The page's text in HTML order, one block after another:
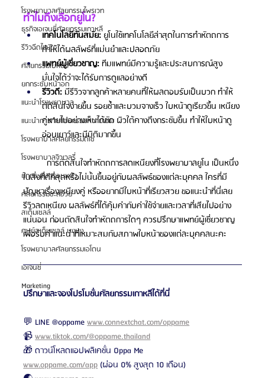
โรงพยาบาลศัลยกรรมไพรเวท
ธุรกิจเอเจนซี่ศัลยกรรมเกาหลี
รีวิวฉีดไขมัน
ศัลยกรรมใบหน้า
ยกกระชับหน้าอก
แนะนำโรงพยาบาล
แนะนำการทำศัลยกรรมความงาม
โรงพยาบาลศัลยกรรมดีเซ่
โรงพยาบาลจิวเวลรี่
ยกกระชับกรอบหน้า
ศัลยกรรมชะลอวัย
สเต็มเซลล์
ศูนย์สเต็มเซลล์ บงบง
โรงพยาบาลศัลยกรรมเอโตน
เอเจนซี่
Marketing
ทำไมถึงเลือกยูโน?
เทคโนโลยีทันสมัย: ยูโนใช้เทคโนโลยีล่าสุดในการทำหัตถการ
ทำให้ได้ผลลัพธ์ที่แม่นยำและปลอดภัย
แพทย์ผู้เชี่ยวชาญ: ทีมแพทย์มีความรู้และประสบการณ์สูง
มั่นใจได้ว่าจะได้รับการดูแลอย่างดี
รีวิวดี: มีรีวิวจากลูกค้าหลายคนที่ให้ผลตอบรับเป็นบวก ทำให้
ตัดสินใจง่ายขึ้น รอยช้ำและบวมจางเร็ว ใบหน้าดูเรียวขึ้น เหนียง
คู่หายไปอย่างเห็นได้ชัด ผิวใต้คางตึงกระชับขึ้น ทำให้ใบหน้าดู
อ่อนเยาว์และมีมิติมากขึ้น
	การตัดสินใจทำหัตถการลดเหนียงที่โรงพยาบาลยูโน เป็นหนึ่ง
ในสิ่งที่ดีที่สุดหรือไม่นั้นขึ้นอยู่กับผลลัพธ์ของแต่ละบุคคล ใครที่มี
ปัญหาเรื่องเหนียงคู่ หรืออยากมีใบหน้าที่เรียวสวย ขอแนะนำที่นี่เลย
รีวิวลดเหนียง ผลลัพธ์ที่ได้คุ้มค่ากับค่าใช้จ่ายและเวลาที่เสียไปอย่าง
แน่นอน ก่อนตัดสินใจทำหัตถการใดๆ ควรปรึกษาแพทย์ผู้เชี่ยวชาญ
เพื่อรับคำแนะนำที่เหมาะสมกับสภาพใบหน้าของแต่ละบุคคลนะคะ
ปรึกษาและจองโปรโมชั่นศัลยกรรมเกาหลีได้ที่นี่
💬 LINE @oppame www.connextchat.com/oppame
📹 www.tiktok.com/@oppame.thailand
🎁 ดาวน์โหลดแอปพลิเคชั่น Oppa Me
www.oppame.com/app (ผ่อน 0% สูงสุด 10 เดือน)